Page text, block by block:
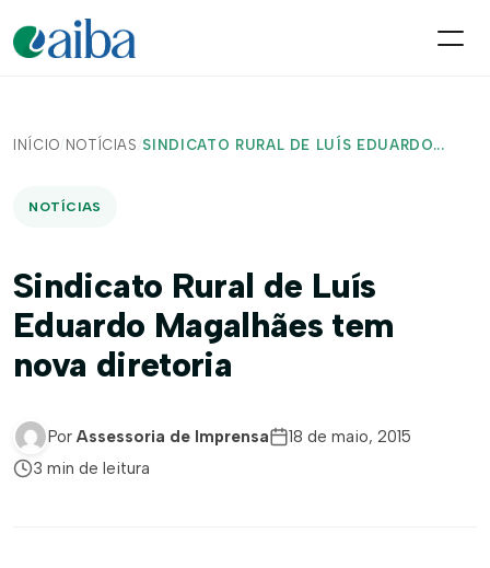
INÍCIO/ NOTÍCIAS /SINDICATO RURAL DE LUÍS EDUARDO...
NOTÍCIAS
Sindicato Rural de Luís
Eduardo Magalhães tem
nova diretoria
Por Assessoria de Imprensa
18 de maio, 2015
3 min de leitura